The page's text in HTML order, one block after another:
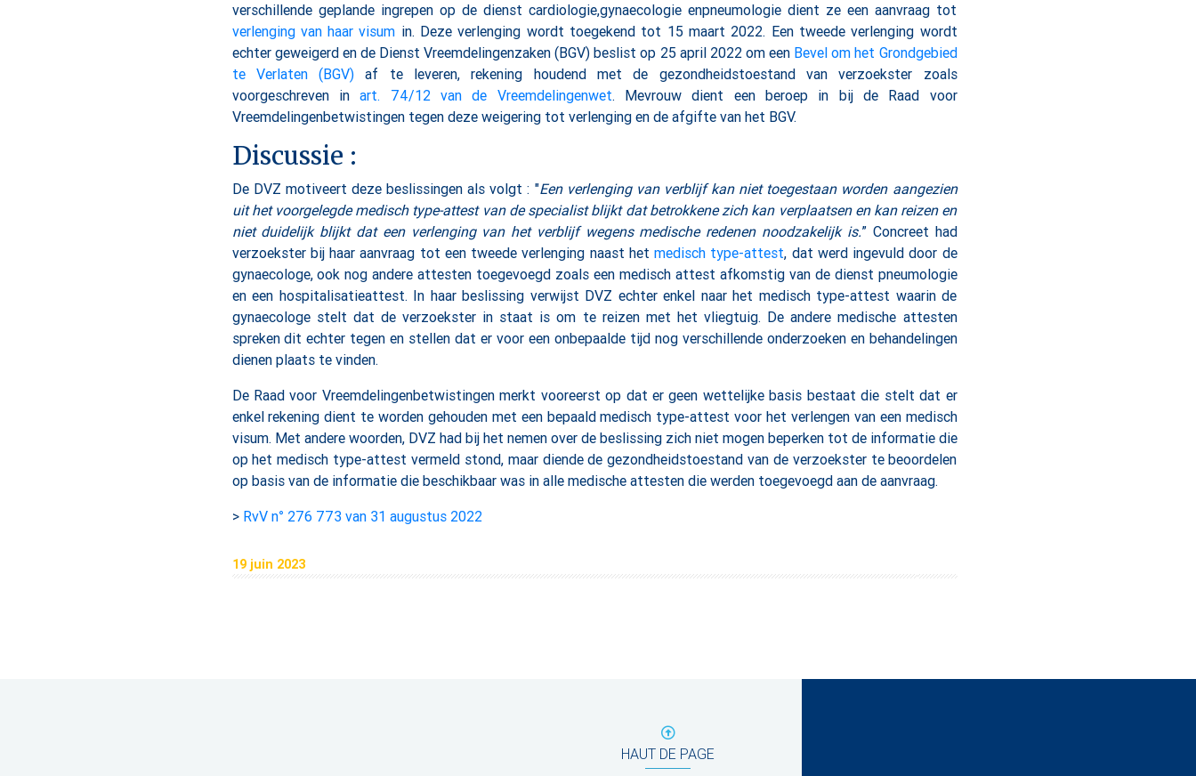
verschillende geplande ingrepen op de dienst cardiologie,gynaecologie enpneumologie dient ze een aanvraag tot
verlenging van haar visum in. Deze verlenging wordt toegekend tot 15 maart 2022. Een tweede verlenging wordt
echter geweigerd en de Dienst Vreemdelingenzaken (BGV) beslist op 25 april 2022 om een Bevel om het Grondgebied
te Verlaten (BGV) af te leveren, rekening houdend met de gezondheidstoestand van verzoekster zoals
voorgeschreven inart. 74/12 van de Vreemdelingenwet. Mevrouw dient een beroep in bij de Raad voor
Vreemdelingenbetwistingen tegen deze weigering tot verlenging en de afgifte van het BGV.
Discussie :
De DVZ motiveert deze beslissingen als volgt : "Een verlenging van verblijf kan niet toegestaan worden aangezien
uit het voorgelegde medisch type-attest van de specialist blijkt dat betrokkene zich kan verplaatsen en kan reizen en
niet duidelijk blijkt dat een verlenging van het verblijf wegens medische redenen noodzakelijk is.” Concreet had
verzoekster bij haar aanvraag tot een tweede verlenging naast het medisch type-attest, dat werd ingevuld door de
gynaecologe, ook nog andere attesten toegevoegd zoals een medisch attest afkomstig van de dienst pneumologie
en een hospitalisatieattest. In haar beslissing verwijst DVZ echter enkel naar het medisch type-attest waarin de
gynaecologe stelt dat de verzoekster in staat is om te reizen met het vliegtuig. De andere medische attesten
spreken dit echter tegen en stellen dat er voor een onbepaalde tijd nog verschillende onderzoeken en behandelingen
dienen plaats te vinden.
De Raad voor Vreemdelingenbetwistingen merkt vooreerst op dat er geen wettelijke basis bestaat die stelt dat er
enkel rekening dient te worden gehouden met een bepaald medisch type-attest voor het verlengen van een medisch
visum. Met andere woorden, DVZ had bij het nemen over de beslissing zich niet mogen beperken tot de informatie die
op het medisch type-attest vermeld stond, maar diende de gezondheidstoestand van de verzoekster te beoordelen
op basis van de informatie die beschikbaar was in alle medische attesten die werden toegevoegd aan de aanvraag.
> RvV n° 276 773 van 31 augustus 2022
19 juin 2023
HAUT DE PAGE